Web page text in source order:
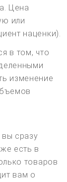
Цена
или
наценки).
в том, что
изменение
сразу
есть в
товаров
вам о